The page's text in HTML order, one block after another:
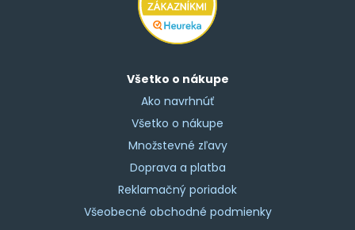
Všetko o nákupe
Ako navrhnúť
Všetko o nákupe
Množstevné zľavy
Doprava a platba
Reklamačný poriadok
Všeobecné obchodné podmienky